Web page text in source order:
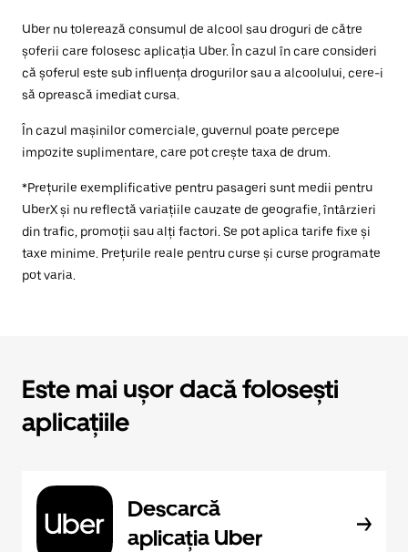
Uber nu tolerează consumul de alcool sau droguri de către
șoferii care folosesc aplicația Uber. În cazul în care consideri
că șoferul este sub influența drogurilor sau a alcoolului, cere-i
să oprească imediat cursa.
În cazul mașinilor comerciale, guvernul poate percepe
impozite suplimentare, care pot crește taxa de drum.
*Prețurile exemplificative pentru pasageri sunt medii pentru
UberX și nu reflectă variațiile cauzate de geografie, întârzieri
din trafic, promoții sau alți factori. Se pot aplica tarife fixe și
taxe minime. Prețurile reale pentru curse și curse programate
pot varia.
Este mai ușor dacă folosești
aplicațiile
Descarcă
aplicația Uber